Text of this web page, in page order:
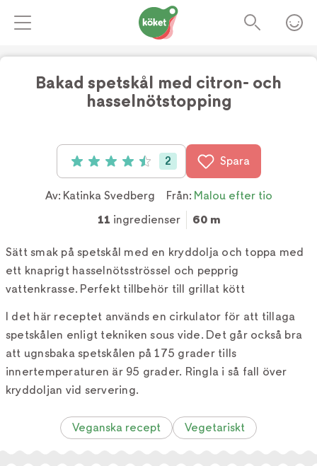
Bakad spetskål med citron- och
hasselnötstopping
Betyg: 4.5 av 5 (2 röster)
2 Spara
Av: Katinka Svedberg Från: Malou efter tio
11 ingredienser 60 m
Sätt smak på spetskål med en kryddolja och toppa med
ett knaprigt hasselnötsströssel och pepprig
vattenkrasse. Perfekt tillbehör till grillat kött
I det här receptet används en cirkulator för att tillaga
spetskålen enligt tekniken sous vide. Det går också bra
att ugnsbaka spetskålen på 175 grader tills
innertemperaturen är 95 grader. Ringla i så fall över
kryddoljan vid servering.
Veganska recept Vegetariskt